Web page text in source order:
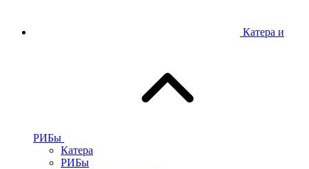
Катера и
РИБы
Катера
РИБы